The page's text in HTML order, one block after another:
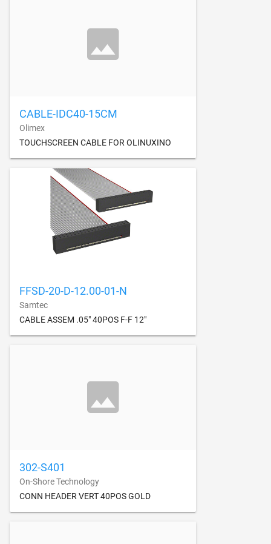
CABLE-IDC40-15CM
Olimex
TOUCHSCREEN CABLE FOR OLINUXINO
FFSD-20-D-12.00-01-N
Samtec
CABLE ASSEM .05" 40POS F-F 12"
302-S401
On-Shore Technology
CONN HEADER VERT 40POS GOLD